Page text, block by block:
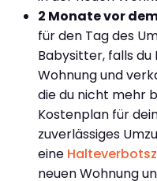
2 Monate vor
für den Tag des
Babysitter, falls du
Wohnung und
die du nicht mehr
Kostenplan für
zuverlässiges
eine
neuen Wohnung